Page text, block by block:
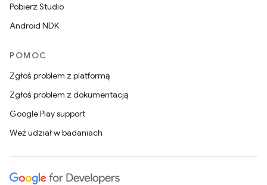
Pobierz Studio
Android NDK
POMOC
Zgłoś problem z platformą
Zgłoś problem z dokumentacją
Google Play support
Weź udział w badaniach